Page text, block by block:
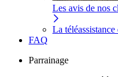
Les avis de nos
La
FAQ
Parrainage